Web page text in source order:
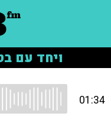
ויחד עם
01:34